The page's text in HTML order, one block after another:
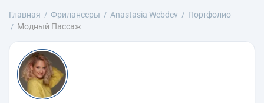
Главная Фрилансеры Anastasia Webdev
Портфолио
Модный Пассаж